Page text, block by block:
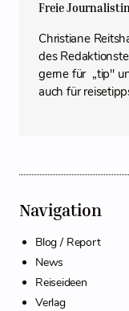
Freie Journalistin
Christiane
des
gerne für „tip"
auch für
Navigation
Blog / Report
News
Reiseideen
Verlag